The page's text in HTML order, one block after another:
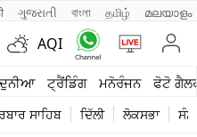
ગુજરાતી বাংলা தமிழ் മലയാളം
AQI
ਦੁਨੀਆ ਟ੍ਰੈਂਡਿੰਗ ਮਨੋਰੰਜਨ ਫੋਟੋ
ਸਾਹਿਬ ਦਿੱਲੀ ਲੋਕਸਭਾ